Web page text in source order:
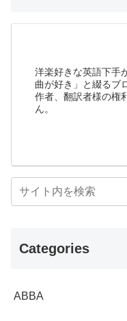
洋楽好きな英語下手
曲が好き」と綴るブ
作者、翻訳者様の権
ん。
Categories
ABBA